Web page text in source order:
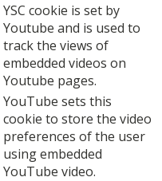
YSC cookie is set by
Youtube and is used to
track the views of
embedded videos on
Youtube pages.
YouTube sets this
cookie to store the video
preferences of the user
using embedded
YouTube video.